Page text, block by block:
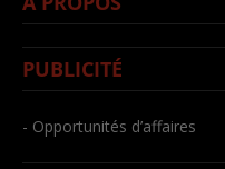
PUBLICITÉ
- Opportunités d’affaires